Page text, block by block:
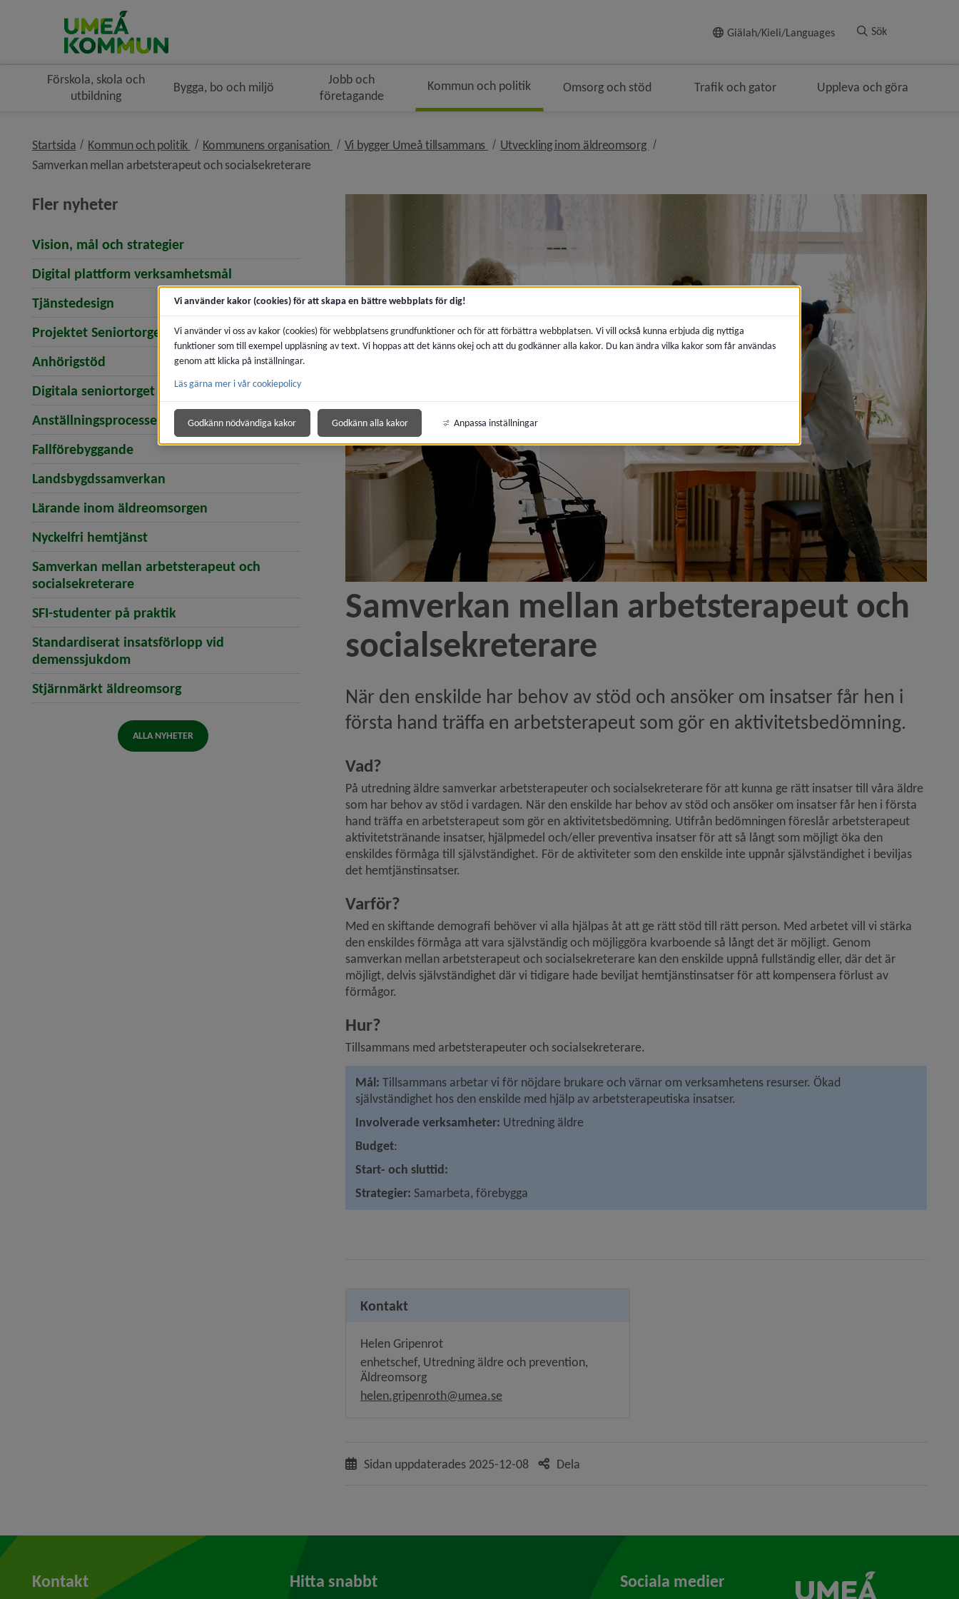
Giälah/Kieli/Languages Sök
Förskola, skola och
utbildning
Bygga, bo och miljö
Jobb och
företagande
Kommun och politik Omsorg och stöd Trafik och gator Uppleva och göra
Startsida Kommun och politik nivå i brödsmulenavigeringen
Kommunens organisation nivå i brödsmulenavigeringen
Vi bygger Umeå tillsammans nivå i brödsmulenavigeringen
Utveckling inom äldreomsorg nivå i brödsmulenavigeringen
Samverkan mellan arbetsterapeut och socialsekreterarenivå i brödsmulenavigeringen
Fler nyheter
Vision, mål och strategier
Digital plattform verksamhetsmål
Tjänstedesign
Projektet Seniortorget
Anhörigstöd
Digitala seniortorget
Anställningsprocessen
Fallförebyggande
Landsbygdssamverkan
Lärande inom äldreomsorgen
Nyckelfri hemtjänst
Samverkan mellan arbetsterapeut och
socialsekreterare
SFI-studenter på praktik
Standardiserat insatsförlopp vid
demenssjukdom
Stjärnmärkt äldreomsorg
ALLA NYHETER
Samverkan mellan arbetsterapeut och
socialsekreterare
När den enskilde har behov av stöd och ansöker om insatser får hen i
första hand träffa en arbetsterapeut som gör en aktivitetsbedömning.
Vad?
På utredning äldre samverkar arbetsterapeuter och socialsekreterare för att kunna ge rätt insatser till våra äldre
som har behov av stöd i vardagen. När den enskilde har behov av stöd och ansöker om insatser får hen i första
hand träffa en arbetsterapeut som gör en aktivitetsbedömning. Utifrån bedömningen föreslår arbetsterapeut
aktivitets­tränande insatser, hjälpmedel och/eller preventiva insatser för att så långt som möjligt öka den
enskildes förmåga till självständighet. För de aktiviteter som den enskilde inte uppnår självständighet i beviljas
det hemtjänstinsatser.
Varför?
Med en skiftande demografi behöver vi alla hjälpas åt att ge rätt stöd till rätt person. Med arbetet vill vi stärka
den enskildes förmåga att vara självständig och möjliggöra kvarboende så långt det är möjligt. Genom
samverkan mellan arbetsterapeut och socialsekreterare kan den enskilde uppnå fullständig eller, där det är
möjligt, delvis själv­ständighet där vi tidigare hade beviljat hemtjänstinsatser för att kompensera förlust av
förmågor.
Hur?
Tillsammans med arbetsterapeuter och socialsekreterare.
Mål: Tillsammans arbetar vi för nöjdare brukare och värnar om verksamhetens resurser. Ökad
självständighet hos den enskilde med hjälp av arbetsterapeutiska insatser.
Involverade verksamheter: Utredning äldre
Budget:
Start- och sluttid:
Strategier: Samarbeta, förebygga
Kontakt
Helen Gripenrot
enhetschef, Utredning äldre och prevention,
Äldreomsorg
helen.gripenroth@umea.se
Sidan uppdaterades 2025-12-08 Dela
Kontakt Hitta snabbt Sociala medier
Vi använder kakor (cookies) för att skapa en bättre webbplats för dig!
Vi använder vi oss av kakor (cookies) för webbplatsens grundfunktioner och för att förbättra webbplatsen. Vi vill också kunna erbjuda dig nyttiga
funktioner som till exempel uppläsning av text. Vi hoppas att det känns okej och att du godkänner alla kakor. Du kan ändra vilka kakor som får användas
genom att klicka på inställningar.
Läs gärna mer i vår cookiepolicy
Godkänn nödvändiga kakor Godkänn alla kakor Anpassa inställningar